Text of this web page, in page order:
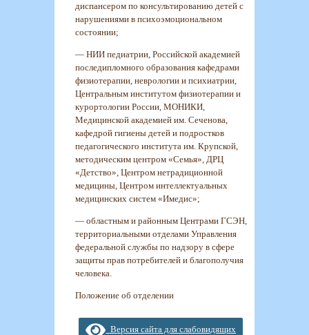
диспансером по консультированию детей с
нарушениями в психоэмоциональном
состоянии;
— НИИ педиатрии, Российской академией
последипломного образования кафедрами
физиотерапии, неврологии и психиатрии,
Центральным институтом физиотерапии и
курортологии России, МОНИКИ,
Медицинской академией им. Сеченова,
кафедрой гигиены детей и подростков
педагогического института им. Крупской,
методическим центром «Семья», ДРЦ
«Детство», Центром нетрадиционной
медицины, Центром интеллектуальных
медицинских систем «Имедис»;
— областным и районным Центрами ГСЭН,
территориальными отделами Управления
федеральной службы по надзору в сфере
защиты прав потребителей и благополучия
человека.
Положение об отделении
Версия сайта для слабовидящих